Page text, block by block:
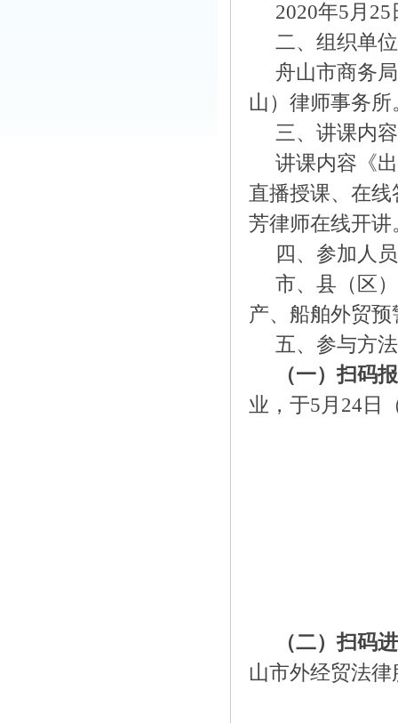
2020年5月25
二、组织单位
舟山市商务局
山）律师事务所
三、讲课内
讲课内容《出
直播授课、在
芳律师在线开讲
四、参加人员
市、县（区）
产、船舶外贸
五、参与方法
（一）扫码
业，于5月24日
（二）扫码
山市外经贸法